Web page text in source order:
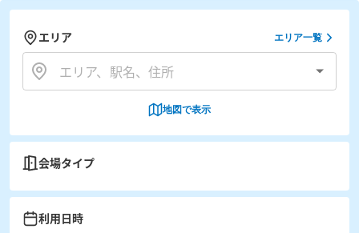
エリア エリア一覧
地図で表示
会場タイプ
利用日時